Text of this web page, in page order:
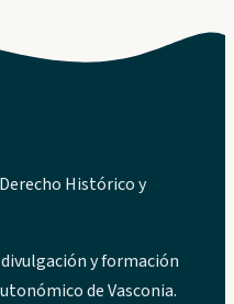
Histórico y
y formación
de Vasconia.